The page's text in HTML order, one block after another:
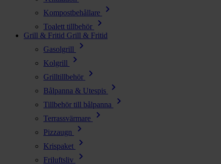
Kompostbehållare chevron_right
Toalett tillbehör chevron_right
Grill & Fritid Grill & Fritid
Gasolgrill
chevron_right
Kolgrill chevron_right
Grilltillbehör chevron_right
Bålpanna & Utespis chevron_right
Tillbehör till bålpanna chevron_right
Terrassvärmare chevron_right
Pizzaugn chevron_right
Krispaket chevron_right
Friluftsliv chevron_right